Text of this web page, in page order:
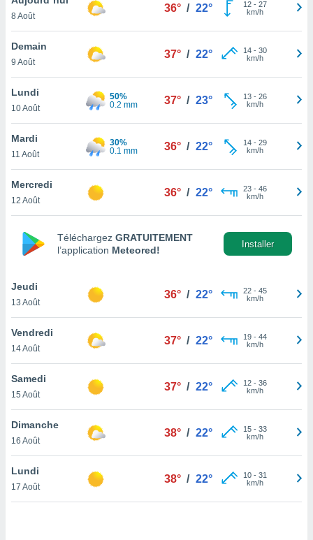
et
»,
au
vous
qu'ils
ou
le
ainsi
un
la
du
votre
à
en
le
8 Août
36° / 22° 12- 27
km/h
Demain
9 Août
37° / 22° 14- 30
km/h
Lundi
10 Août
50%
0.2 mm
37° / 23° 13- 26
km/h
Mardi
11 Août
30%
0.1 mm
36° / 22° 14- 29
km/h
Mercredi
12 Août
36° / 22° 23- 46
km/h
Téléchargez GRATUITEMENT
l’application Meteored!
Installer
Jeudi
13 Août
36° / 22° 22- 45
km/h
Vendredi
14 Août
37° / 22° 19- 44
km/h
Samedi
15 Août
37° / 22° 12- 36
km/h
Dimanche
16 Août
38° / 22° 15- 33
km/h
Lundi
17 Août
38° / 22° 10- 31
km/h